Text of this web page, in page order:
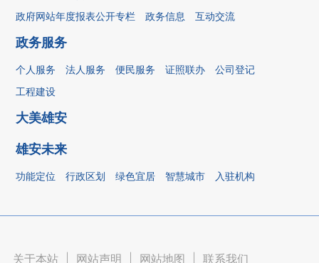
政府网站年度报表公开专栏
政务信息 互动交流
政务服务
个人服务 法人服务 便民服务 证照联办
公司登记
工程建设
大美雄安
雄安未来
功能定位 行政区划 绿色宜居 智慧城市 入驻机构
关于本站 网站声明 网站地图 联系我们